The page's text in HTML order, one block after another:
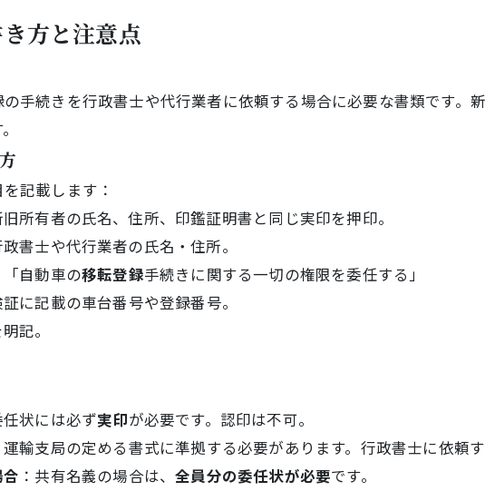
方と注意点
手続きを行政書士や代行業者に依頼する場合に必要な書類です。
記載します：
旧所有者の氏名、住所、印鑑証明書と同じ実印を押印。
政書士や代行業者の氏名・住所。
「自動車の移転登録手続きに関する一切の権限を委任する」
証に記載の車台番号や登録番号。
記。
任状には必ず実印が必要です。認印は不可。
運輸支局の定める書式に準拠する必要があります。行政書士に依頼
：共有名義の場合は、全員分の委任状が必要です。